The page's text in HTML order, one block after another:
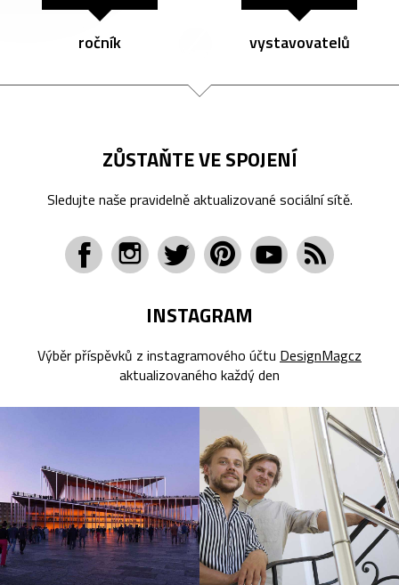
ročník vystavovatelů
ZŮSTAŇTE VE SPOJENÍ
Sledujte naše pravidelně aktualizované sociální sítě.
INSTAGRAM
Výběr příspěvků z instagramového účtu DesignMagcz
aktualizovaného každý den